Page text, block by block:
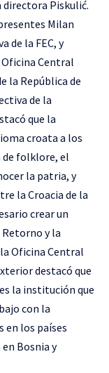
Piskulić.
Milan
de la FEC, y
Central
la República de
de la
que la
croata a los
de folklore, el
la patria, y
la Croacia de la
crear un
y la
Oficina Central
destacó que
la institución que
con la
en los países
Bosnia y